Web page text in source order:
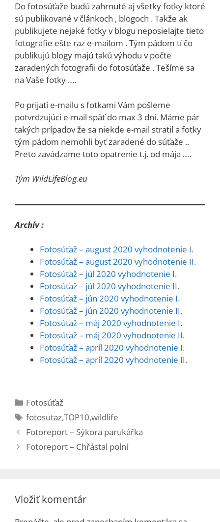
Do fotosúťaže budú zahrnuté aj všetky fotky ktoré
sú publikované v článkoch , blogoch . Takže ak
publikujete nejaké fotky v blogu neposielajte tieto
fotografie ešte raz e-mailom . Tým pádom tí čo
publikujú blogy majú takú výhodu v počte
zaradených fotografii do fotosúťaže . Tešíme sa
na Vaše fotky ….
Po prijatí e-mailu s fotkami Vám pošleme
potvrdzujúci e-mail späť do max 3 dní. Máme pár
takých prípadov že sa niekde e-mail stratil a fotky
tým pádom nemohli byť zaradené do súťaže ..
Preto zavádzame toto opatrenie t.j. od mája ….
Tým WildLifeBlog.eu
Archív :
Fotosúťaž – august 2020 vyhodnotenie I.
Fotosúťaž – august 2020 vyhodnotenie II.
Fotosúťaž – júl 2020 vyhodnotenie I.
Fotosúťaž – júl 2020 vyhodnotenie II.
Fotosúťaž – jún 2020 vyhodnotenie I.
Fotosúťaž – jún 2020 vyhodnotenie II.
Fotosúťaž – máj 2020 vyhodnotenie I.
Fotosúťaž – máj 2020 vyhodnotenie II.
Fotosúťaž – apríl 2020 vyhodnotenie I.
Fotosúťaž – apríl 2020 vyhodnotenie II.
Kategórie
Fotosúťaž
Značky
fotosutaz,TOP10,wildlife
Fotoreport – Sýkora parukářka
Fotoreport – Chřástal polní
Vložiť komentár